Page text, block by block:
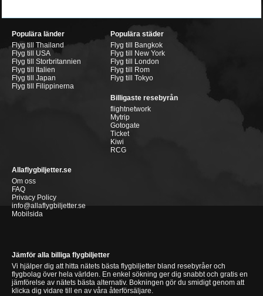
Populära länder
Flyg till Thailand
Flyg till USA
Flyg till Storbritannien
Flyg till Italien
Flyg till Japan
Flyg till Filippinerna
Populära städer
Flyg till Bangkok
Flyg till New York
Flyg till London
Flyg till Rom
Flyg till Tokyo
Billigaste resebyrån
flightnetwork
Mytrip
Gotogate
Ticket
Kiwi
RCG
Allaflygbiljetter.se
Om oss
FAQ
Privacy Policy
info@allaflygbiljetter.se
Mobilsida
Jämför alla billiga flygbiljetter
Vi hjälper dig att hitta nätets bästa flygbiljetter bland resebyråer och
flygbolag över hela världen. En enkel sökning ger dig snabbt och gratis en
jämförelse av nätets bästa alternativ. Bokningen gör du smidigt genom att
klicka dig vidare till en av våra återförsäljare.